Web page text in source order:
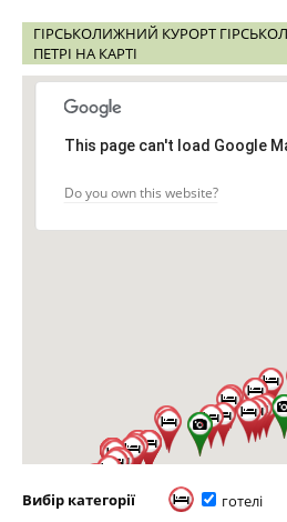
ГІРСЬКОЛИЖНИЙ КУРОРТ
ПЕТРІ НА КАРТІ
This page can't load Google
Do you own this website?
Вибір категорії готелі